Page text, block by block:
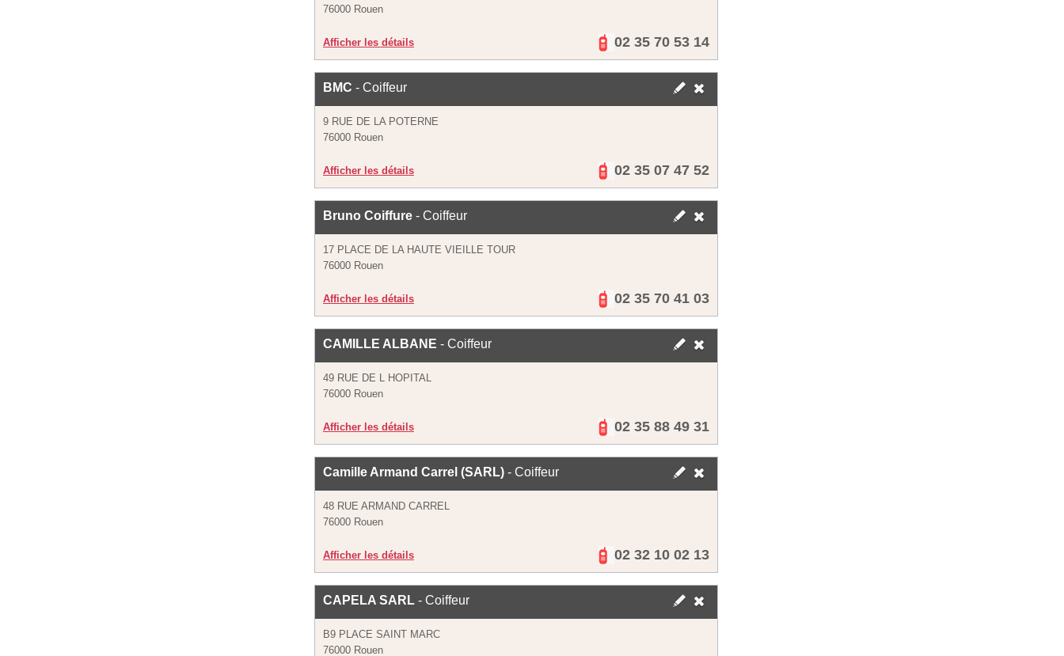
76000 Rouen
Afficher les détails 02 35 70 53 14
BMC - Coiffeur
9 RUE DE LA POTERNE
76000 Rouen
Afficher les détails 02 35 07 47 52
Bruno Coiffure - Coiffeur
17 PLACE DE LA HAUTE VIEILLE TOUR
76000 Rouen
Afficher les détails 02 35 70 41 03
CAMILLE ALBANE - Coiffeur
49 RUE DE L HOPITAL
76000 Rouen
Afficher les détails 02 35 88 49 31
Camille Armand Carrel (SARL) - Coiffeur
48 RUE ARMAND CARREL
76000 Rouen
Afficher les détails 02 32 10 02 13
CAPELA SARL - Coiffeur
B9 PLACE SAINT MARC
76000 Rouen